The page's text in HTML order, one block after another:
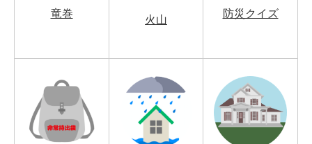
竜巻
火山
防災クイズ